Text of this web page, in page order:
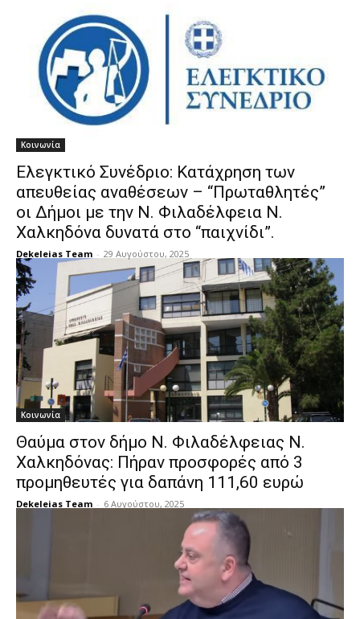
Κοινωνία
Ελεγκτικό Συνέδριο: Κατάχρηση των
απευθείας αναθέσεων – “Πρωταθλητές”
οι Δήμοι με την Ν. Φιλαδέλφεια Ν.
Χαλκηδόνα δυνατά στο “παιχνίδι”.
Dekeleias Team - 29 Αυγούστου, 2025
Κοινωνία
Θαύμα στον δήμο Ν. Φιλαδέλφειας Ν.
Χαλκηδόνας: Πήραν προσφορές από 3
προμηθευτές για δαπάνη 111,60 ευρώ
Dekeleias Team - 6 Αυγούστου, 2025